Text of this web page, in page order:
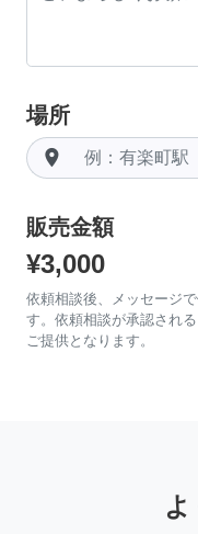
場所
room
販売金額
¥3,000
依頼相談後、メッセージ
す。依頼相談が承認され
ご提供となります。